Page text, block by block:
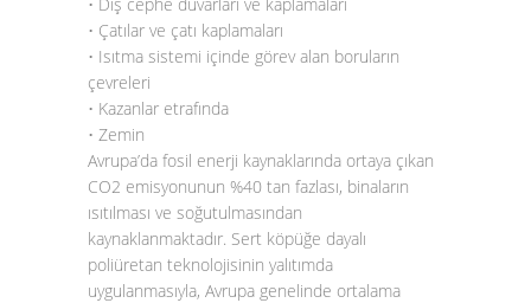
• Çatılar ve çatı kaplamaları
• Isıtma sistemi içinde görev alan boruların
çevreleri
• Kazanlar etrafında
• Zemin
Avrupa’da fosil enerji kaynaklarında ortaya çıkan
CO2 emisyonunun %40 tan fazlası, binaların
ısıtılması ve soğutulmasından
kaynaklanmaktadır. Sert köpüğe dayalı
poliüretan teknolojisinin yalıtımda
uygulanmasıyla, Avrupa genelinde ortalama